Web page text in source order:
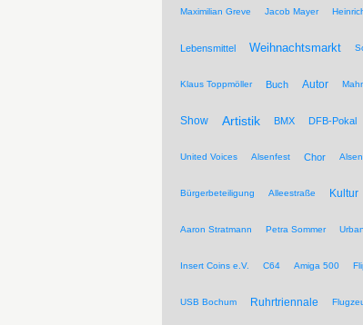
Maximilian Greve Jacob Mayer
Lebensmittel Weihnachtsmarkt
Klaus Toppmöller Buch Autor
Show Artistik BMX DFB-Pokal
United Voices Alsenfest Chor
Bürgerbeteiligung Alleestraße Kultur
Aaron Stratmann Petra Sommer
Insert Coins e.V. C64 Amiga 500
USB Bochum Ruhrtriennale